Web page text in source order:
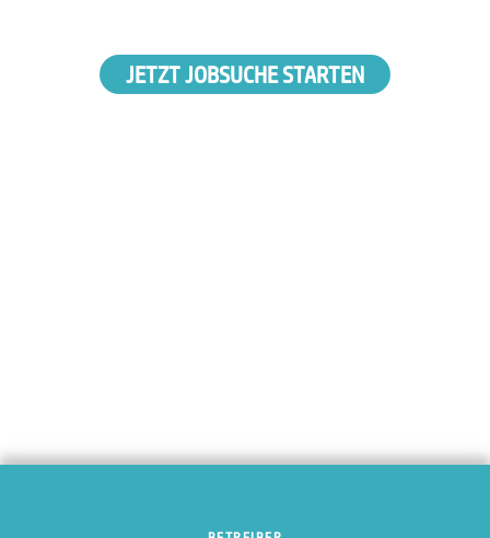
JETZT JOBSUCHE STARTEN